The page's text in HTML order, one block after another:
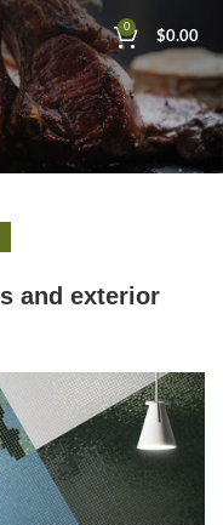
0
$0.00
and exterior